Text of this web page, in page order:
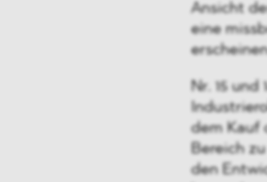
Ansicht
eine
erscheinen
Nr. 15
dem Kauf
Bereich
den